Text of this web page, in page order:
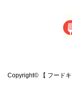
Copyright© 【 フード